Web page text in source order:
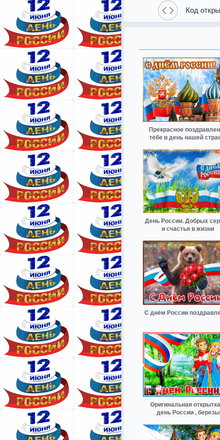
Код
Прекрасное
тебе в день нашей
День России. Добрых
и счастья в жизни
С днём России
Оригинальная
день России , березы